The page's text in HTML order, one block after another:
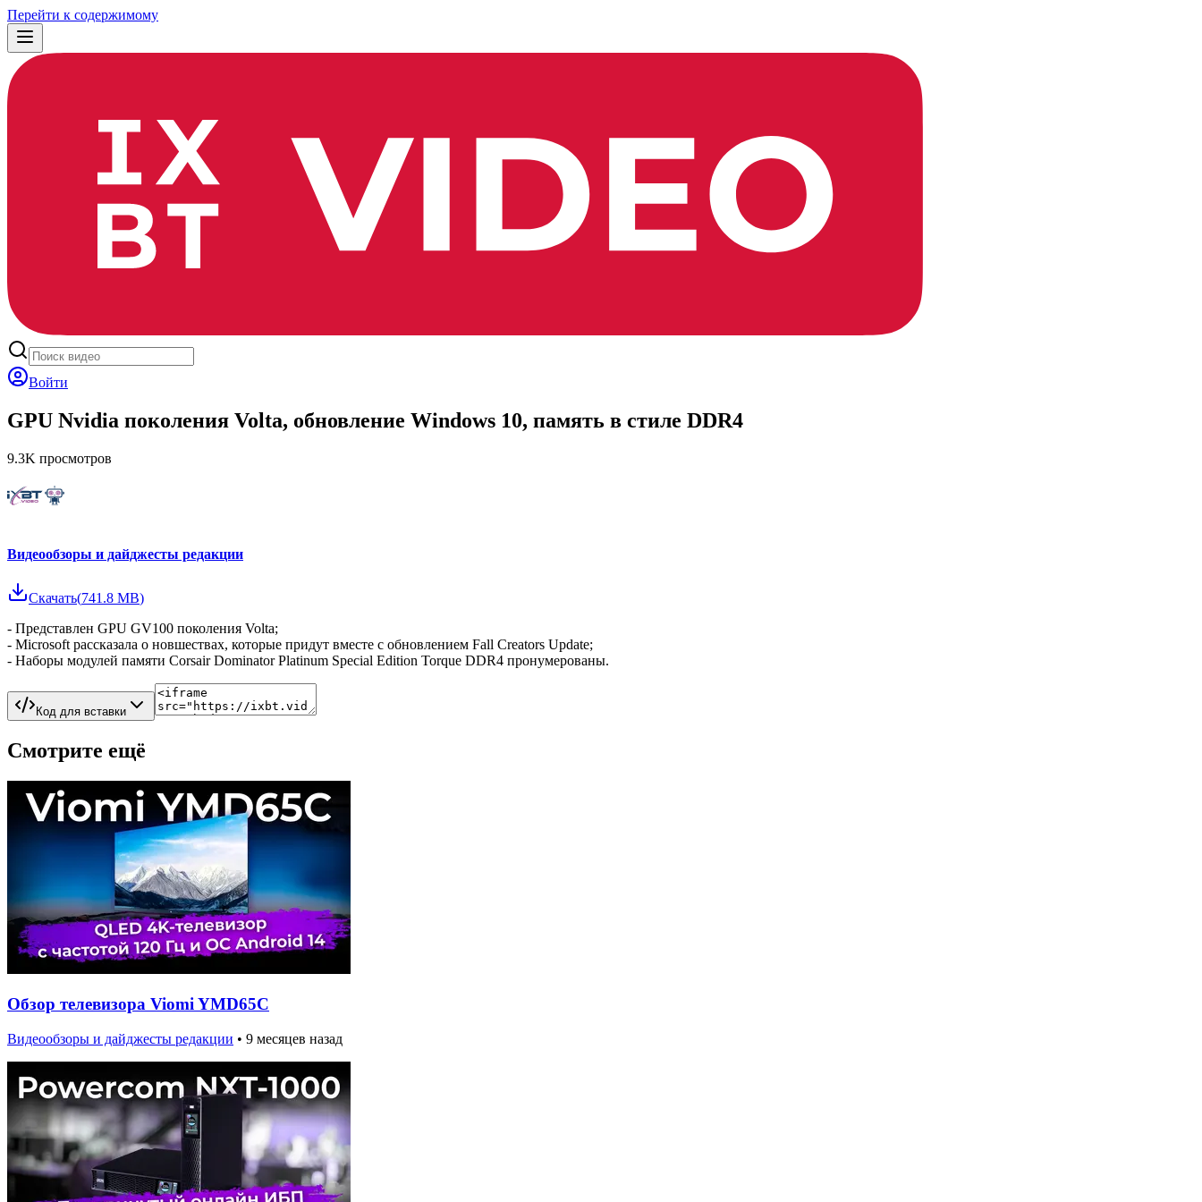
Перейти к содержимому
Войти
GPU Nvidia поколения Volta, обновление Windows 10, память в стиле DDR4
9.3K просмотров
Видеообзоры и дайджесты редакции
Скачать(741.8 MB)
- Представлен GPU GV100 поколения Volta;
- Microsoft рассказала о новшествах, которые придут вместе с обновлением Fall Creators Update;
- Наборы модулей памяти Corsair Dominator Platinum Special Edition Torque DDR4 пронумерованы.
Код для вставки
Смотрите ещё
Обзор телевизора Viomi YMD65C
Видеообзоры и дайджесты редакции • 9 месяцев назад